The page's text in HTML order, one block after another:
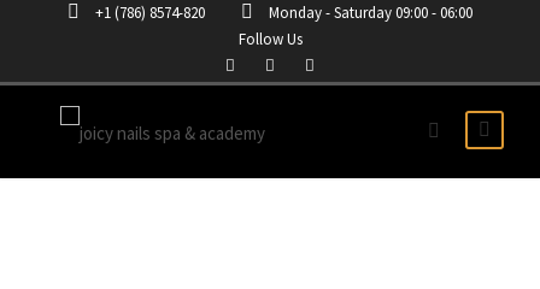
+1 (786) 8574-820
Monday - Saturday 09:00 - 06:00
Follow Us